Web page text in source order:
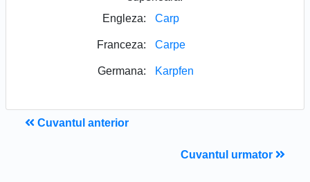
Engleza:
Carp
Franceza: Carpe
Germana: Karpfen
Cuvantul anterior
Cuvantul urmator